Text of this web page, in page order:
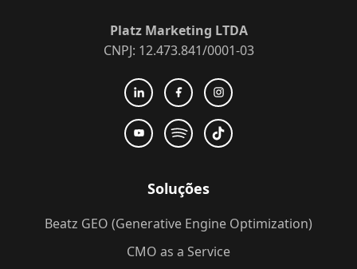
Platz Marketing LTDA
CNPJ: 12.473.841/0001-03
Soluções
Beatz GEO (Generative Engine Optimization)
CMO as a Service